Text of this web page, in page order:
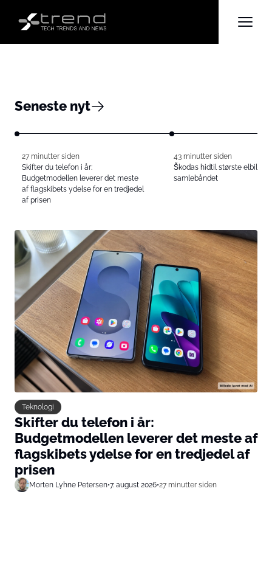
Seneste nyt
27 minutter siden
Skifter du telefon i år:
Budgetmodellen leverer det meste
af flagskibets ydelse for en tredjedel
af prisen
43 minutter siden
Škodas hidtil største elbil
samlebåndet
Teknologi
Skifter du telefon i år:
Budgetmodellen leverer det meste af
flagskibets ydelse for en tredjedel af
prisen
Morten Lyhne Petersen•7. august 2026•27 minutter siden